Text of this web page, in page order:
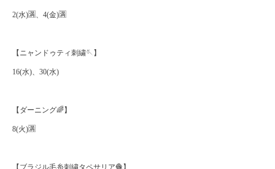
2(水)🈵、4(金)🈵
【ニャンドゥティ刺繍🪡】
16(水)、30(水)
【ダーニング🌈】
8(火)🈵
【ブラジル毛糸刺繍タペサリア🧶】